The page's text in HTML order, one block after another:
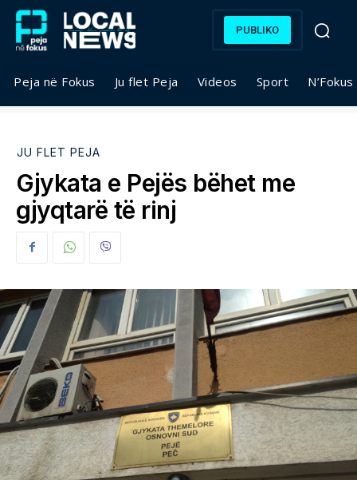
PUBLIKO
Peja në Fokus Ju flet Peja Videos Sport
JU FLET PEJA
Gjykata e Pejës bëhet me
gjyqtarë të rinj